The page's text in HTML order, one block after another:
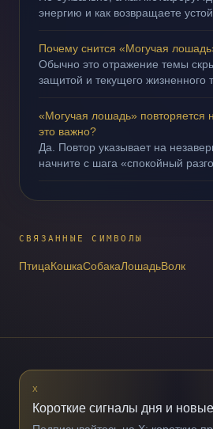
энергию и как возвращаете
Почему снится «Могучая
Обычно это отражение темы
защитой и текущего жизненного
«Могучая лошадь» повторяется
это важно?
Да. Повтор указывает на
начните с шага «спокойный
СВЯЗАННЫЕ СИМВОЛЫ
ПтицаКошкаСобакаЛошадьВолк
X
Короткие сигналы дня и